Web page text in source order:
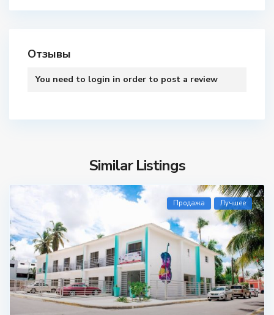
Отзывы
You need to login in order to post a review
Similar Listings
Продажа Лучшее